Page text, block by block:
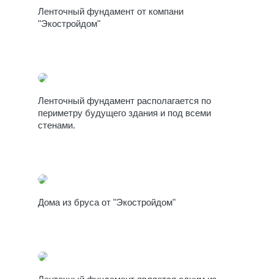
Ленточный фундамент от компани
"Экостройдом"
Ленточный фундамент располагается по
периметру будущего здания и под всеми
стенами.
Дома из бруса от "Экостройдом"